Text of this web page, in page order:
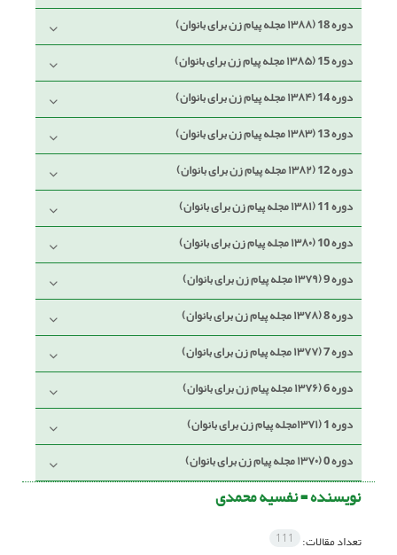
دوره 18 (۱۳۸۸ مجله پیام زن برای بانوان)
دوره 15 (۱۳۸۵ مجله پیام زن برای بانوان)
دوره 14 (۱۳۸۴ مجله پیام زن برای بانوان)
دوره 13 (۱۳۸۳ مجله پیام زن برای بانوان)
دوره 12 (۱۳۸۲ مجله پیام زن برای بانوان)
دوره 11 (۱۳۸۱ مجله پیام زن برای بانوان)
دوره 10 (۱۳۸۰ مجله پیام زن برای بانوان)
دوره 9 (۱۳۷۹ مجله پیام زن برای بانوان)
دوره 8 (۱۳۷۸ مجله پیام زن برای بانوان)
دوره 7 (۱۳۷۷ مجله پیام زن برای بانوان)
دوره 6 (۱۳۷۶ مجله پیام زن برای بانوان)
دوره 1 (۱۳۷۱مجله پیام زن برای بانوان)
دوره 0 (۱۳۷۰ مجله پیام زن برای بانوان)
نویسنده =نفسیه محمدی
تعداد مقالات: 111